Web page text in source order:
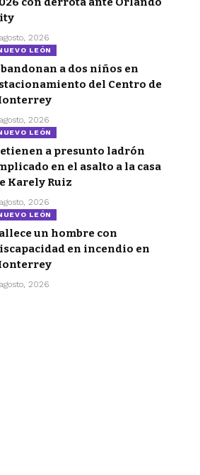
2026
LEÓN
a dos niños en
del Centro de
2026
LEÓN
a presunto ladrón
en el asalto a la casa
Karely Ruiz
2026
LEÓN
un hombre con
en incendio en
2026